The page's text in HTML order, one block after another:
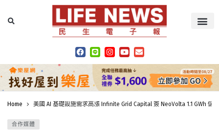
Home 美國 AI 基礎設施需求高漲 Infinite Grid Capital 簽 NeoVolta 1.1 GWh 儲
合作媒體